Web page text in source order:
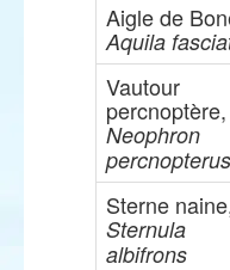
Aigle de
Aquila
Vautour
percnoptère,
Neophron
percnopterus
Sterne
Sternula
albifrons